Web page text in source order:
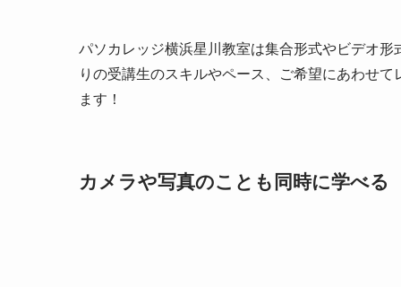
パソカレッジ横浜星川教室は集合形式やビデオ
りの受講生のスキルやペース、ご希望にあわせ
ます！
カメラや写真のことも同時に学べる